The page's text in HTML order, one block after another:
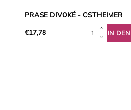
PRASE DIVOKÉ - OSTHEIMER
€17,78